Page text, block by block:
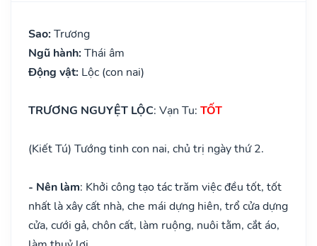
Sao: Trương
Ngũ hành: Thái âm
Động vật: Lộc (con nai)
TRƯƠNG NGUYỆT LỘC: Vạn Tu: TỐT
(Kiết Tú) Tướng tinh con nai, chủ trị ngày thứ 2.
- Nên làm: Khởi công tạo tác trăm việc đều tốt, tốt
nhất là xây cất nhà, che mái dựng hiên, trổ cửa dựng
cửa, cưới gả, chôn cất, làm ruộng, nuôi tằm, cắt áo,